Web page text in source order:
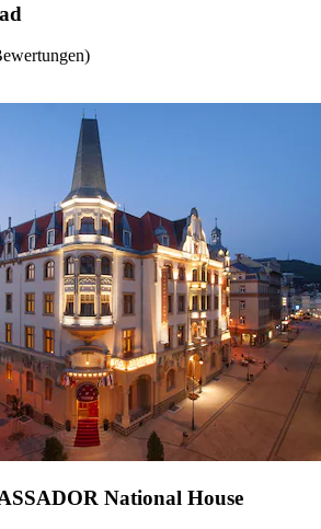
National House